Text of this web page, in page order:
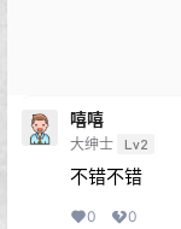
嘻嘻
大绅士 Lv2
不错不错
0 0